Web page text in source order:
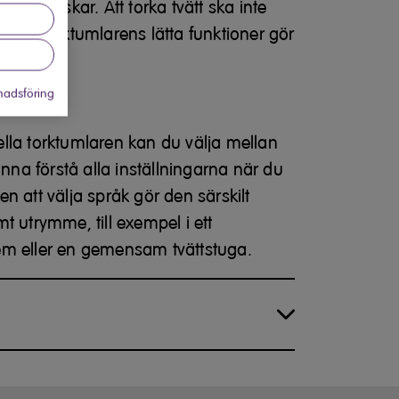
du önskar. Att torka tvätt ska inte
här torktumlarens lätta funktioner gör
torktumlaren kan du välja mellan
förstå alla inställningarna när du
att välja språk gör den särskilt
utrymme, till exempel i ett
eller en gemensam tvättstuga.